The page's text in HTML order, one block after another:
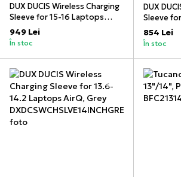
DUX DUCIS Wireless Charging
Sleeve for 15-16 Laptops
AirQ, Grey
949 Lei
În stoc
DUX
Sleeve
AirQ, Black
854 Lei
În stoc